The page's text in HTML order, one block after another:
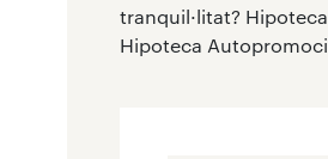
tranquil·litat?
Hipoteca